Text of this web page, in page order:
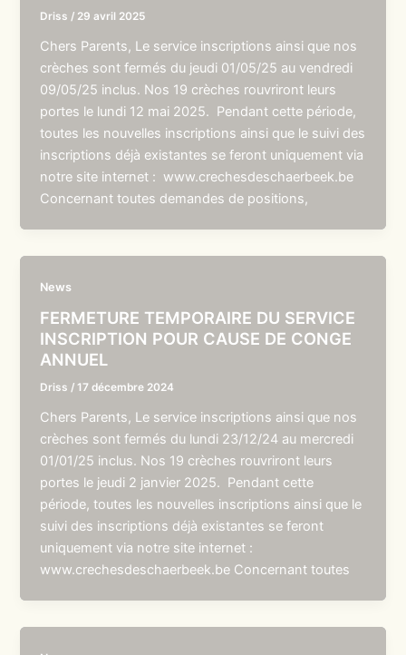
Driss / 29 avril 2025
Chers Parents, Le service inscriptions ainsi que nos
crèches sont fermés du jeudi 01/05/25 au vendredi
09/05/25 inclus. Nos 19 crèches rouvriront leurs
portes le lundi 12 mai 2025. Pendant cette période,
toutes les nouvelles inscriptions ainsi que le suivi des
inscriptions déjà existantes se feront uniquement via
notre site internet : www.crechesdeschaerbeek.be
Concernant toutes demandes de positions,
News
FERMETURE TEMPORAIRE DU SERVICE
INSCRIPTION POUR CAUSE DE CONGE
ANNUEL
Driss /17 décembre 2024
Chers Parents, Le service inscriptions ainsi que nos
crèches sont fermés du lundi 23/12/24 au mercredi
01/01/25 inclus. Nos 19 crèches rouvriront leurs
portes le jeudi 2 janvier 2025. Pendant cette
période, toutes les nouvelles inscriptions ainsi que le
suivi des inscriptions déjà existantes se feront
uniquement via notre site internet :
www.crechesdeschaerbeek.be Concernant toutes